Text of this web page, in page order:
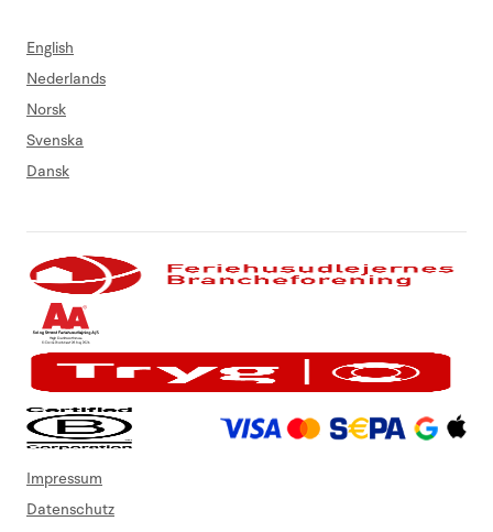
English
Nederlands
Norsk
Svenska
Dansk
Impressum
Datenschutz